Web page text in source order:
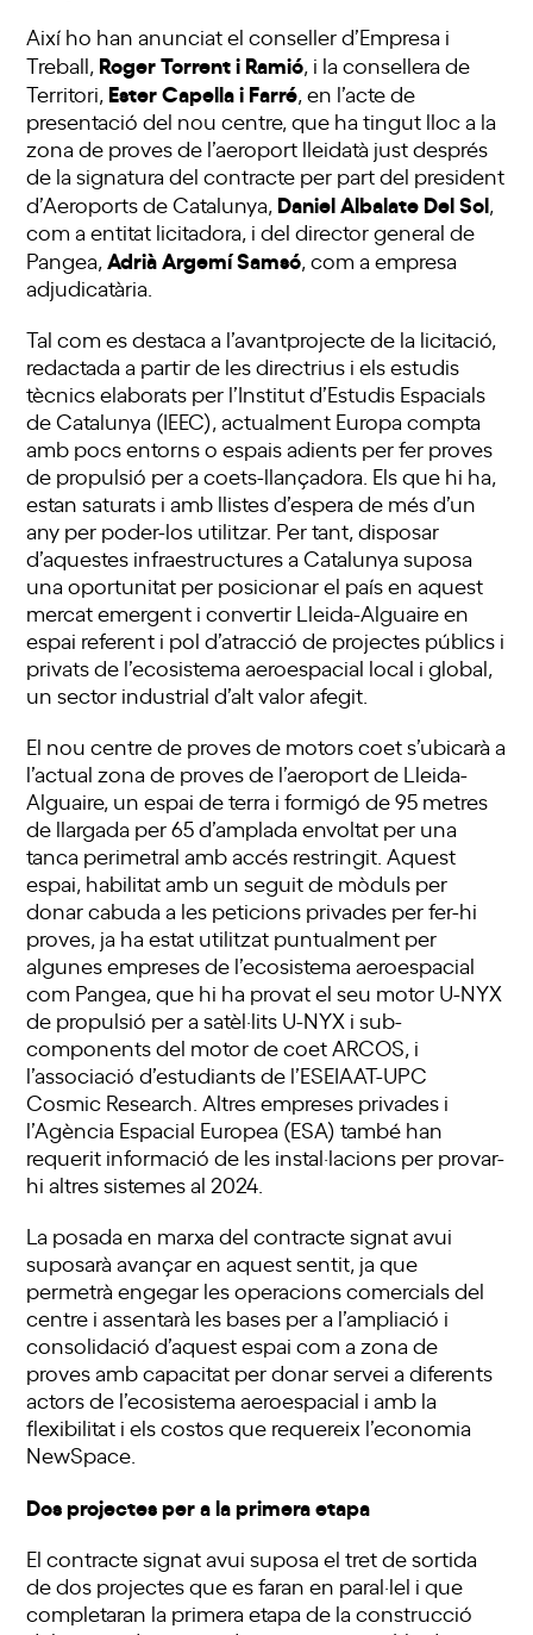
Així ho han anunciat el conseller d’Empresa i
Treball, Roger Torrent i Ramió, i la consellera de
Territori, Ester Capella i Farré, en l’acte de
presentació del nou centre, que ha tingut lloc a la
zona de proves de l’aeroport lleidatà just després
de la signatura del contracte per part del president
d’Aeroports de Catalunya, Daniel Albalate Del Sol,
com a entitat licitadora, i del director general de
Pangea,Adrià Argemí Samsó, com a empresa
adjudicatària.
Tal com es destaca a l’avantprojecte de la licitació,
redactada a partir de les directrius i els estudis
tècnics elaborats per l’Institut d’Estudis Espacials
de Catalunya (IEEC), actualment Europa compta
amb pocs entorns o espais adients per fer proves
de propulsió per a coets-llançadora. Els que hi ha,
estan saturats i amb llistes d’espera de més d’un
any per poder-los utilitzar. Per tant, disposar
d’aquestes infraestructures a Catalunya suposa
una oportunitat per posicionar el país en aquest
mercat emergent i convertir Lleida-Alguaire en
espai referent i pol d’atracció de projectes públics i
privats de l’ecosistema aeroespacial local i global,
un sector industrial d’alt valor afegit.
El nou centre de proves de motors coet s’ubicarà a
l’actual zona de proves de l’aeroport de Lleida-
Alguaire, un espai de terra i formigó de 95 metres
de llargada per 65 d’amplada envoltat per una
tanca perimetral amb accés restringit. Aquest
espai, habilitat amb un seguit de mòduls per
donar cabuda a les peticions privades per fer-hi
proves, ja ha estat utilitzat puntualment per
algunes empreses de l’ecosistema aeroespacial
com Pangea, que hi ha provat el seu motor U-NYX
de propulsió per a satèl·lits U-NYX i sub-
components del motor de coet ARCOS, i
l’associació d’estudiants de l’ESEIAAT-UPC
Cosmic Research. Altres empreses privades i
l’Agència Espacial Europea (ESA) també han
requerit informació de les instal·lacions per provar-
hi altres sistemes al 2024.
La posada en marxa del contracte signat avui
suposarà avançar en aquest sentit, ja que
permetrà engegar les operacions comercials del
centre i assentarà les bases per a l’ampliació i
consolidació d’aquest espai com a zona de
proves amb capacitat per donar servei a diferents
actors de l’ecosistema aeroespacial i amb la
flexibilitat i els costos que requereix l’economia
NewSpace.
Dos projectes per a la primera etapa
El contracte signat avui suposa el tret de sortida
de dos projectes que es faran en paral·lel i que
completaran la primera etapa de la construcció